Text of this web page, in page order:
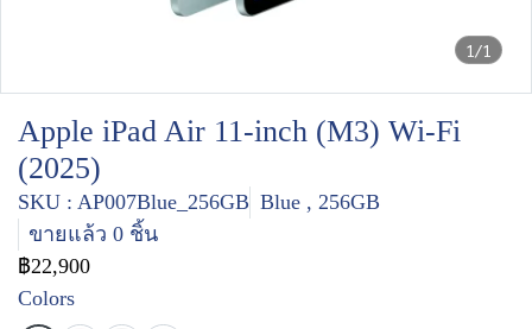
1/1
Apple iPad Air 11-inch (M3) Wi-Fi
(2025)
SKU : AP007Blue_256GB Blue , 256GB
ขายแล้ว 0 ชิ้น
฿22,900
Colors